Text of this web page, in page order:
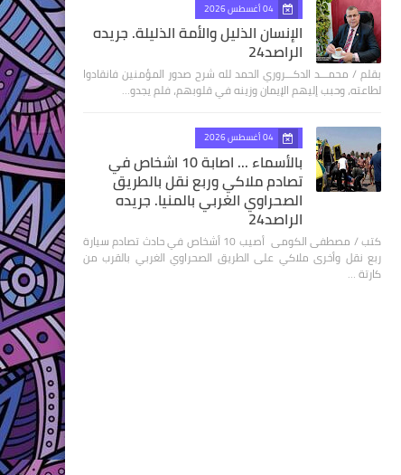
04 أغسطس 2026
الإنسان الذليل والأمة الذليلة. جريده
الراصد24
بقلم / محمـــد الدكـــروري الحمد لله شرح صدور المؤمنين فانقادوا
لطاعته، وحبب إليهم الإيمان وزينه في قلوبهم، فلم يجدو…
04 أغسطس 2026
بالأسماء ... اصابة 10 اشخاص في
تصادم ملاكي وربع نقل بالطريق
الصحراوي الغربي بالمنيا. جريده
الراصد24
كتب / مصطفى الكومى أصيب 10 أشخاص في حادث تصادم سيارة
ربع نقل وأخرى ملاكي على الطريق الصحراوي الغربي بالقرب من
كارتة …